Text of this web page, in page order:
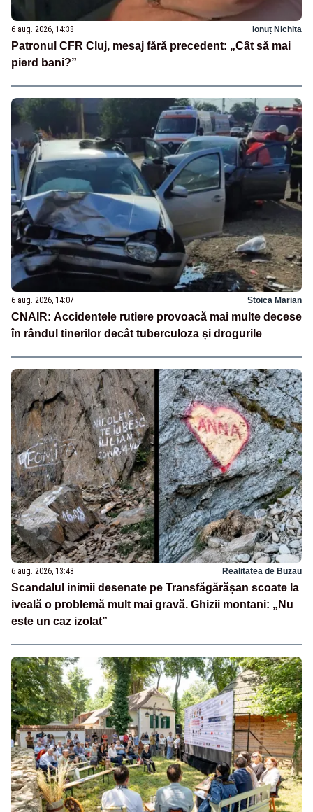
6 aug. 2026, 14:38 Ionuț Nichita
Patronul CFR Cluj, mesaj fără precedent: „Cât să mai
pierd bani?”
6 aug. 2026, 14:07 Stoica Marian
CNAIR: Accidentele rutiere provoacă mai multe decese
în rândul tinerilor decât tuberculoza și drogurile
6 aug. 2026, 13:48 Realitatea de Buzau
Scandalul inimii desenate pe Transfăgărășan scoate la
iveală o problemă mult mai gravă. Ghizii montani: „Nu
este un caz izolat”